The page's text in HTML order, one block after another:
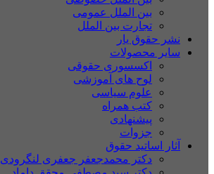
بین الملل عمومی
تجارت بین الملل
نشر حقوق یار
سایر محصولات
اکسسوری حقوقی
لوح های آموزشی
علوم سیاسی
کتب همراه
پیشنهادی
جزوات
آثار اساتید حقوق
دکتر محمدجعفر جعفری لنگرودی